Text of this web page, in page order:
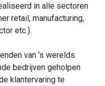
in alle sectoren
retail, manufacturing,
etc.).
van 's werelds
bedrijven geholpen
klantervaring te